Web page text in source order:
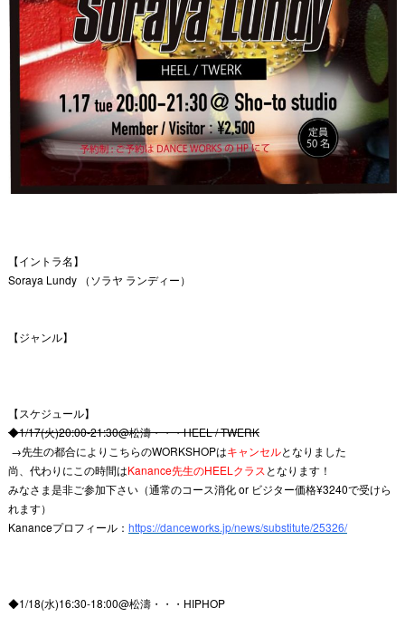
【イントラ名】
Soraya Lundy （ソラヤ ランディー）
【ジャンル】
【スケジュール】
◆1/17(火)20:00-21:30@松濤・・・HEEL / TWERK
→先生の都合によりこちらのWORKSHOPはキャンセルとなりました
尚、代わりにこの時間はKanance先生のHEELクラス となります！
みなさま是非ご参加下さい（通常のコース消化 or ビジター価格¥3240で受けら
れます）
Kananceプロフィール： https://danceworks.jp/news/substitute/25326/
◆1/18(水)16:30-18:00@松濤・・・HIPHOP